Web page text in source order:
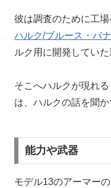
彼は調査のために工場
ハルク/ブルース・バ
ルク用に開発していた
そこへハルクが現れ
は、ハルクの話を聞か
能力や武器
モデル13のアーマー